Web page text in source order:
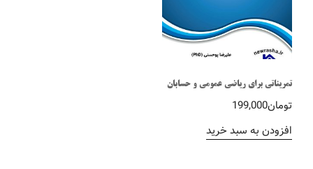
تمریناتی برای ریاضی عمومی و حسابان
تومان199,000
افزودن به سبد خرید